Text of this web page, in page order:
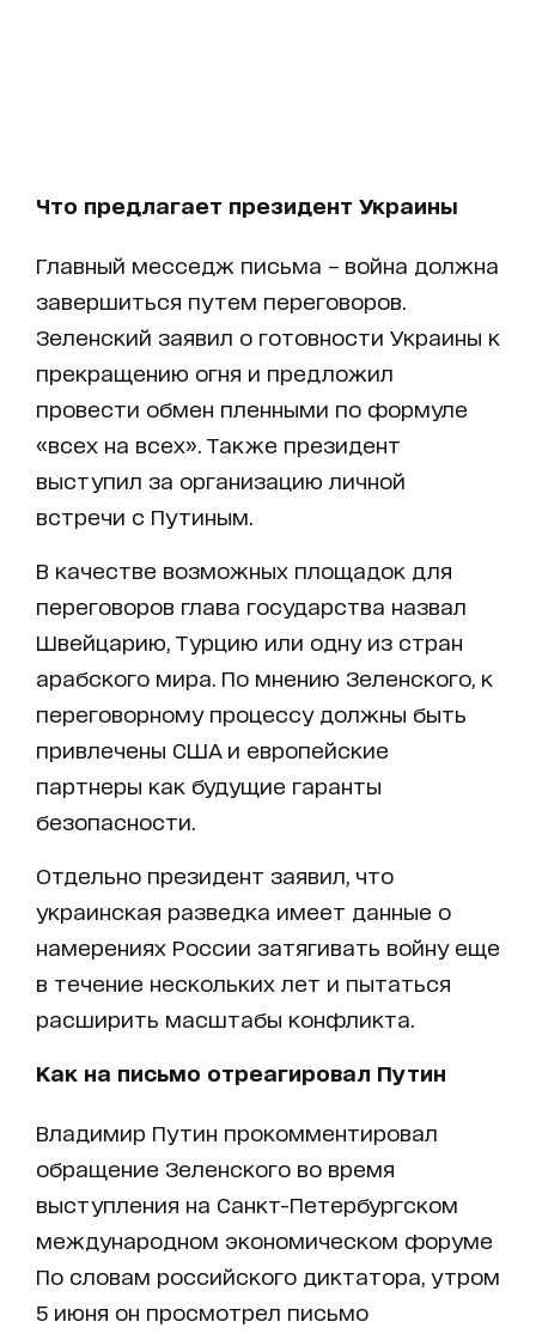
Что предлагает президент Украины
Главный месседж письма – война должна
завершиться путем переговоров.
Зеленский заявил о готовности Украины к
прекращению огня и предложил
провести обмен пленными по формуле
«всех на всех». Также президент
выступил за организацию личной
встречи с Путиным.
В качестве возможных площадок для
переговоров глава государства назвал
Швейцарию, Турцию или одну из стран
арабского мира. По мнению Зеленского, к
переговорному процессу должны быть
привлечены США и европейские
партнеры как будущие гаранты
безопасности.
Отдельно президент заявил, что
украинская разведка имеет данные о
намерениях России затягивать войну еще
в течение нескольких лет и пытаться
расширить масштабы конфликта.
Как на письмо отреагировал Путин
Владимир Путин прокомментировал
обращение Зеленского во время
выступления на Санкт-Петербургском
международном экономическом форуме
По словам российского диктатора, утром
5 июня он просмотрел письмо